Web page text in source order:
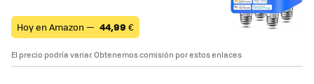
Hoy en Amazon — 44,99 €
El precio podría variar. Obtenemos comisión por estos enlaces